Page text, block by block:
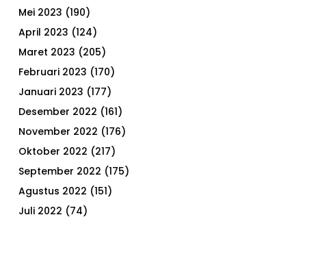
Mei 2023 (190)
April 2023 (124)
Maret 2023 (205)
Februari 2023 (170)
Januari 2023 (177)
Desember 2022 (161)
November 2022 (176)
Oktober 2022 (217)
September 2022 (175)
Agustus 2022 (151)
Juli 2022 (74)